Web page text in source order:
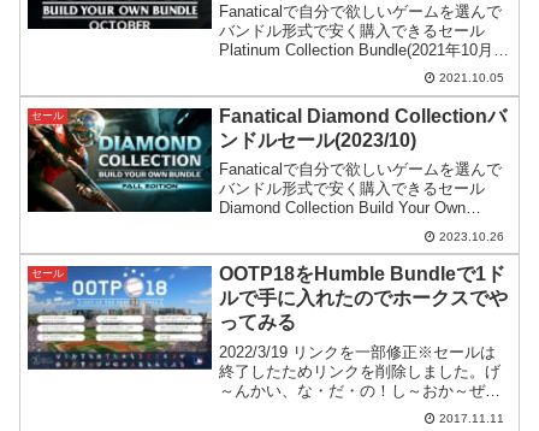
Fanaticalで自分で欲しいゲームを選んで
バンドル形式で安く購入できるセール
Platinum Collection Bundle(2021年10月
度)がスタート。大型タイトルこそないも
のの評価の高いインディーズゲームが含
まれているようです。
2021.10.05
セール
Fanatical Diamond Collectionバ
ンドルセール(2023/10)
Fanaticalで自分で欲しいゲームを選んで
バンドル形式で安く購入できるセール
Diamond Collection Build Your Own
Bundle Fall Edition(2023年10月度)がスタ
ート。あんまり秋と関係ない内容になっ
ています。
2023.10.26
セール
OOTP18をHumble Bundleで1ド
ルで手に入れたのでホークスでや
ってみる
2022/3/19 リンクを一部修正※セールは
終了したためリンクを削除しました。げ
～んかい、な・だ・の！し～おか～ぜに
～(デンデン！)き～たえし、つ・ば・さ！
2017.11.11